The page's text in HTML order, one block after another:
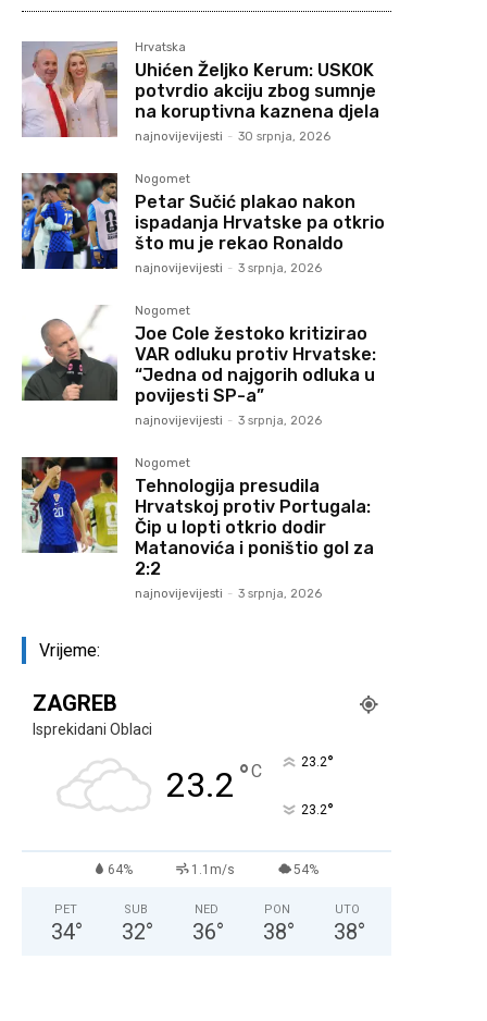
Hrvatska
Uhićen Željko Kerum: USKOK
potvrdio akciju zbog sumnje
na koruptivna kaznena djela
najnovijevijesti - 30 srpnja, 2026
Nogomet
Petar Sučić plakao nakon
ispadanja Hrvatske pa otkrio
što mu je rekao Ronaldo
najnovijevijesti - 3 srpnja, 2026
Nogomet
Joe Cole žestoko kritizirao
VAR odluku protiv Hrvatske:
“Jedna od najgorih odluka u
povijesti SP-a”
najnovijevijesti - 3 srpnja, 2026
Nogomet
Tehnologija presudila
Hrvatskoj protiv Portugala:
Čip u lopti otkrio dodir
Matanovića i poništio gol za
2:2
najnovijevijesti - 3 srpnja, 2026
Vrijeme:
ZAGREB
Isprekidani Oblaci
23.2 °C 23.2°
23.2°
64% 1.1m/s 54%
PET
34°
SUB
32°
NED
36°
PON
38°
UTO
38°